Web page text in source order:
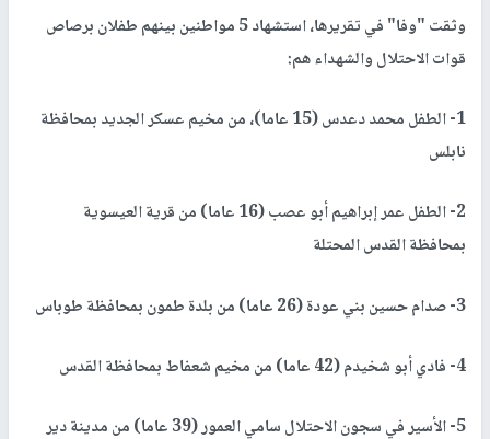
وثقت "وفا" في تقريرها، استشهاد 5 مواطنين بينهم طفلان برصاص
قوات الاحتلال والشهداء هم:
1- الطفل محمد دعدس (15 عاما)، من مخيم عسكر الجديد بمحافظة
نابلس
2- الطفل عمر إبراهيم أبو عصب (16 عاما) من قرية العيسوية
بمحافظة القدس المحتلة
3- صدام حسين بني عودة (26 عاما) من بلدة طمون بمحافظة طوباس
4- فادي أبو شخيدم (42 عاما) من مخيم شعفاط بمحافظة القدس
5- الأسير في سجون الاحتلال سامي العمور (39 عاما) من مدينة دير